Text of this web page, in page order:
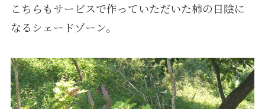
こちらもサービスで作っていただいた柿の日陰に
なるシェードゾーン。